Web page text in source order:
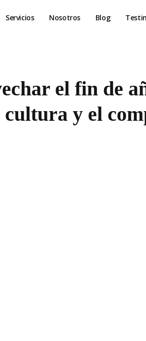
Servicios Nosotros Blog
el fin de
y el